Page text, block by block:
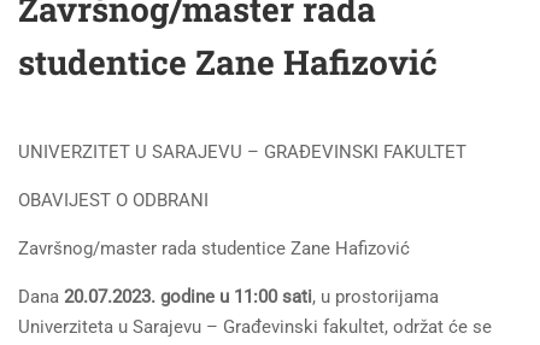
Završnog/master rada
studentice Zane Hafizović
UNIVERZITET U SARAJEVU – GRAĐEVINSKI FAKULTET
OBAVIJEST O ODBRANI
Završnog/master rada studentice Zane Hafizović
Dana 20.07.2023. godine u 11:00 sati, u prostorijama
Univerziteta u Sarajevu – Građevinski fakultet, održat će se